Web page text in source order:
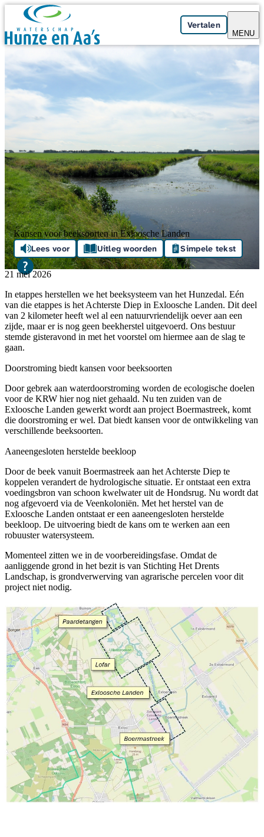
Skip navigation
Vertalen
MENU
Kansen voor beeksoorten in Exloosche Landen
Lees voor Uitleg woorden Simpele tekst
21 mei 2026
In etappes herstellen we het beeksysteem van het Hunzedal. Eén
van die etappes is het Achterste Diep in Exloosche Landen. Dit deel
van 2 kilometer heeft wel al een natuurvriendelijk oever aan een
zijde, maar er is nog geen beekherstel uitgevoerd. Ons bestuur
stemde gisteravond in met het voorstel om hiermee aan de slag te
gaan.
Doorstroming biedt kansen voor beeksoorten
Door gebrek aan waterdoorstroming worden de ecologische doelen
voor de KRW hier nog niet gehaald. Nu ten zuiden van de
Exloosche Landen gewerkt wordt aan project Boermastreek, komt
die doorstroming er wel. Dat biedt kansen voor de ontwikkeling van
verschillende beeksoorten.
Aaneengesloten herstelde beekloop
Door de beek vanuit Boermastreek aan het Achterste Diep te
koppelen verandert de hydrologische situatie. Er ontstaat een extra
voedingsbron van schoon kwelwater uit de Hondsrug. Nu wordt dat
nog afgevoerd via de Veenkoloniën. Met het herstel van de
Exloosche Landen ontstaat er een aaneengesloten herstelde
beekloop. De uitvoering biedt de kans om te werken aan een
robuuster watersysteem.
Momenteel zitten we in de voorbereidingsfase. Omdat de
aanliggende grond in het bezit is van Stichting Het Drents
Landschap, is grondverwerving van agrarische percelen voor dit
project niet nodig.